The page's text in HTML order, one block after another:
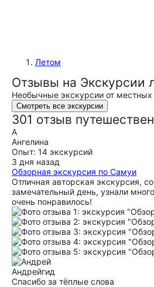
Летом
Отзывы на Экскурсии
Необычные экскурсии от местных
Смотреть все экскурсии
301 отзыв
А
Ангелина
Опыт: 14 экскурсий
3 дня назад
Обзорная экскурсия по Самуи
Отличная авторская экскурсия,
замечательный день, узнали
очень понравилось!
Андрейгид
Спасибо за тёплые слова